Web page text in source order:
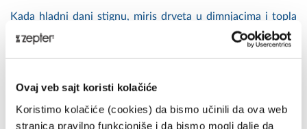
Ovaj veb sajt koristi kolačiće
Koristimo kolačiće (cookies) da bismo učinili da ova web
stranica pravilno funkcioniše i da bismo mogli dalje da
Kada hladni dani stignu, miris drveta u dimnjacima i topla
atmosfera doma deluju idilično. Ipak, iza te zimske slike,
krije se ozbiljan problem: tokom grejne sezone kvalitet
dimnjaka sadrži mikroskopske čestice koje ne samo da
krvotok, utičući na disajne puteve, srce i imuni sistem. U